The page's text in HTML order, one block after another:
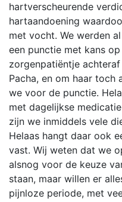
hartverscheurende
hartaandoening
met vocht. We werden
een punctie met kans
zorgenpatiëntje
Pacha, en om haar toch
we voor de punctie.
met dagelijkse
zijn we inmiddels vele
Helaas hangt daar ook
vast. Wij weten dat we
alsnog voor de keuze
staan, maar willen er
pijnloze periode, met